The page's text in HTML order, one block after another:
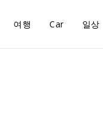
여행 Car 일상